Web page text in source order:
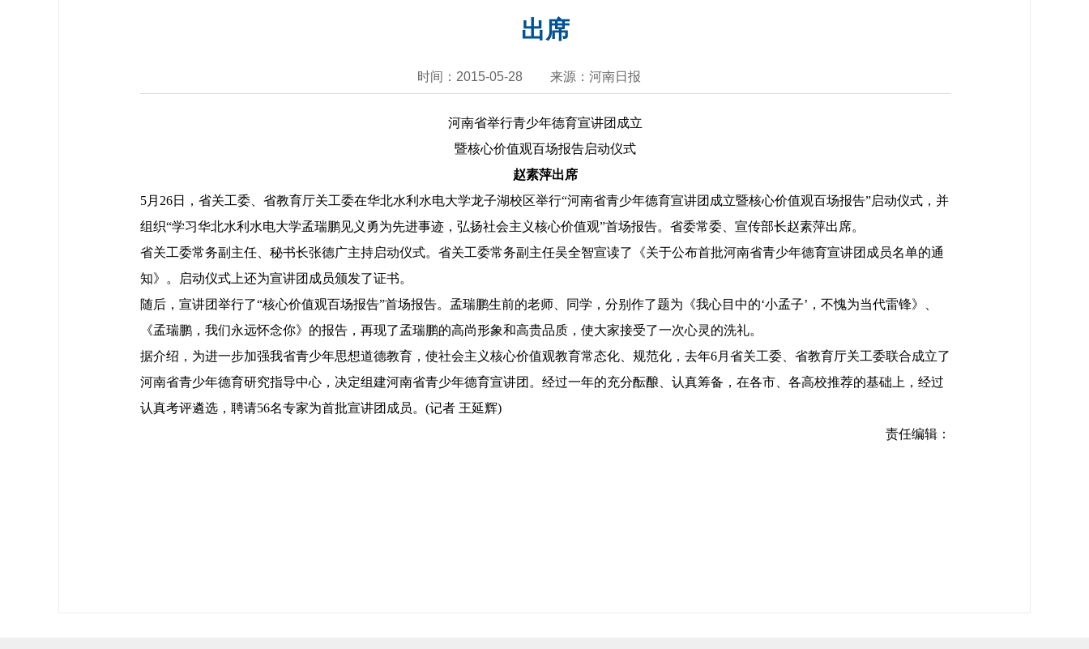
出席
时间：2015-05-28 来源：河南日报
河南省举行青少年德育宣讲团成立
暨核心价值观百场报告启动仪式
赵素萍出席
5月26日，省关工委、省教育厅关工委在华北水利水电大学龙子湖校区举行“河南省青少年德育宣讲团成立暨核心价值观百场报告”启动仪式，并
组织“学习华北水利水电大学孟瑞鹏见义勇为先进事迹，弘扬社会主义核心价值观”首场报告。省委常委、宣传部长赵素萍出席。
省关工委常务副主任、秘书长张德广主持启动仪式。省关工委常务副主任吴全智宣读了《关于公布首批河南省青少年德育宣讲团成员名单的通
知》。启动仪式上还为宣讲团成员颁发了证书。
随后，宣讲团举行了“核心价值观百场报告”首场报告。孟瑞鹏生前的老师、同学，分别作了题为《我心目中的‘小孟子’，不愧为当代雷锋》、
《孟瑞鹏，我们永远怀念你》的报告，再现了孟瑞鹏的高尚形象和高贵品质，使大家接受了一次心灵的洗礼。
据介绍，为进一步加强我省青少年思想道德教育，使社会主义核心价值观教育常态化、规范化，去年6月省关工委、省教育厅关工委联合成立了
河南省青少年德育研究指导中心，决定组建河南省青少年德育宣讲团。经过一年的充分酝酿、认真筹备，在各市、各高校推荐的基础上，经过
认真考评遴选，聘请56名专家为首批宣讲团成员。(记者 王延辉)
责任编辑：